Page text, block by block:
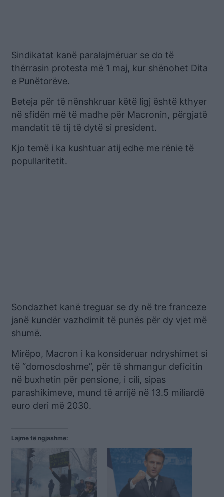
Sindikatat kanë paralajmëruar se do të
thërrasin protesta më 1 maj, kur shënohet Dita
e Punëtorëve.
Beteja për të nënshkruar këtë ligj është kthyer
në sfidën më të madhe për Macronin, përgjatë
mandatit të tij të dytë si president.
Kjo temë i ka kushtuar atij edhe me rënie të
popullaritetit.
Sondazhet kanë treguar se dy në tre franceze
janë kundër vazhdimit të punës për dy vjet më
shumë.
Mirëpo, Macron i ka konsideruar ndryshimet si
të “domosdoshme”, për të shmangur deficitin
në buxhetin për pensione, i cili, sipas
parashikimeve, mund të arrijë në 13.5 miliardë
euro deri më 2030.
Lajme të ngjashme: